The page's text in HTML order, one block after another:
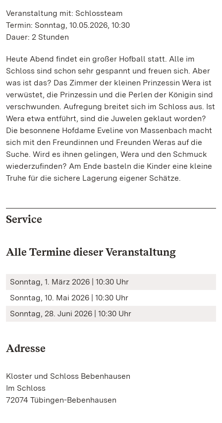
Veranstaltung mit: Schlossteam
Termin: Sonntag, 10.05.2026, 10:30
Dauer: 2 Stunden
Heute Abend findet ein großer Hofball statt. Alle im
Schloss sind schon sehr gespannt und freuen sich. Aber
was ist das? Das Zimmer der kleinen Prinzessin Wera ist
verwüstet, die Prinzessin und die Perlen der Königin sind
verschwunden. Aufregung breitet sich im Schloss aus. Ist
Wera etwa entführt, sind die Juwelen geklaut worden?
Die besonnene Hofdame Eveline von Massenbach macht
sich mit den Freundinnen und Freunden Weras auf die
Suche. Wird es ihnen gelingen, Wera und den Schmuck
wiederzufinden? Am Ende basteln die Kinder eine kleine
Truhe für die sichere Lagerung eigener Schätze.
Service
Alle Termine dieser Veranstaltung
Sonntag, 1. März 2026 | 10:30 Uhr
Sonntag, 10. Mai 2026 | 10:30 Uhr
Sonntag, 28. Juni 2026 | 10:30 Uhr
Adresse
Kloster und Schloss Bebenhausen
Im Schloss
72074 Tübingen-Bebenhausen